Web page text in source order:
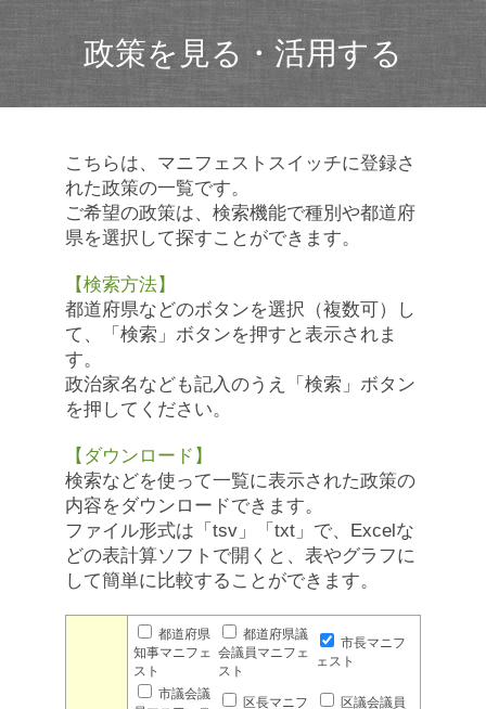
政策を見る・活用する
こちらは、マニフェストスイッチに登録さ
れた政策の一覧です。
ご希望の政策は、検索機能で種別や都道府
県を選択して探すことができます。
【検索方法】
都道府県などのボタンを選択（複数可）し
て、「検索」ボタンを押すと表示されま
す。
政治家名なども記入のうえ「検索」ボタン
を押してください。
【ダウンロード】
検索などを使って一覧に表示された政策の
内容をダウンロードできます。
ファイル形式は「tsv」「txt」で、Excelな
どの表計算ソフトで開くと、表やグラフに
して簡単に比較することができます。
都道府県
知事マニフェ
スト
都道府県議
会議員マニフェ
スト
市長マニフ
ェスト
市議会議
区長マニフ
区議会議員